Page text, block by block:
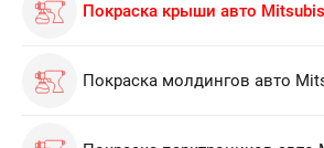
Покраска крыши авто
Покраска молдингов авто